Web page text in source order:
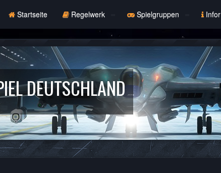
Startseite Regelwerk Spielgruppen
DEUTSCHLAND